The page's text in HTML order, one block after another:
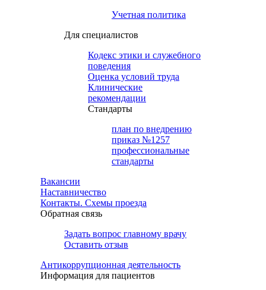
Учетная политика
Для специалистов
Кодекс этики и служебного
поведения
Оценка условий труда
Клинические
рекомендации
Cтандарты
план по внедрению
приказ №1257
профессиональные
стандарты
Вакансии
Наставничество
Контакты. Схемы проезда
Обратная связь
Задать вопрос главному врачу
Оставить отзыв
Антикоррупционная деятельность
Информация для пациентов